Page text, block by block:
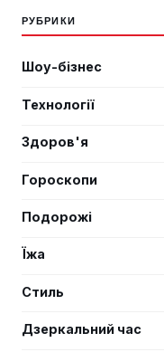
РУБРИКИ
Шоу-бізнес
Технології
Здоров'я
Гороскопи
Подорожі
Їжа
Стиль
Дзеркальний час